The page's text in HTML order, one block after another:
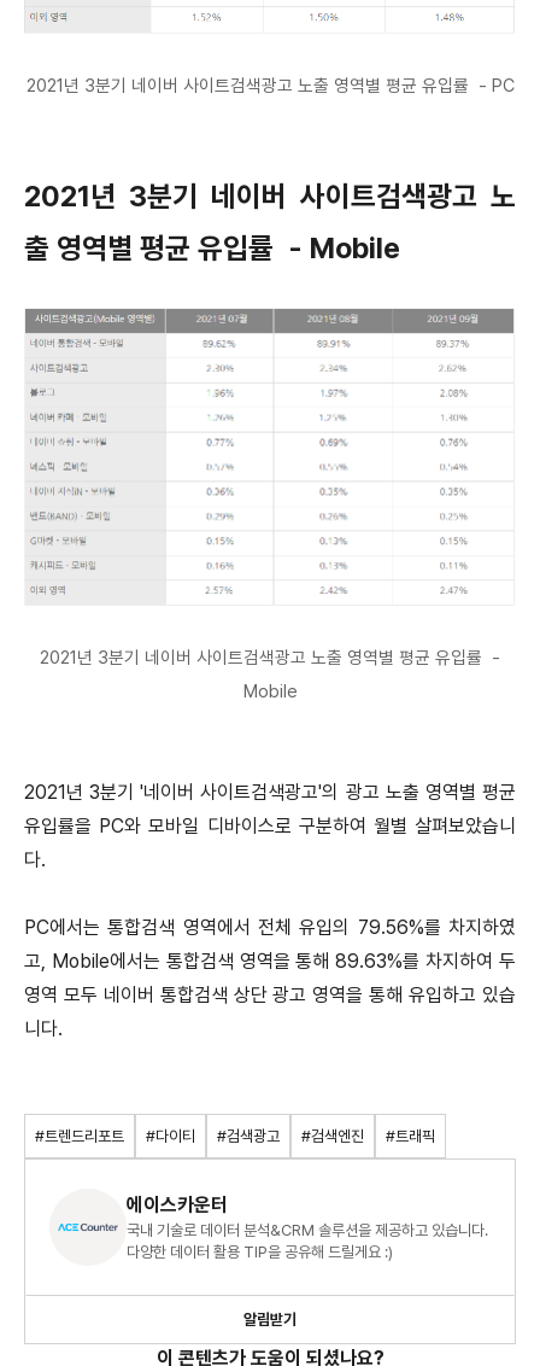
2021년 3분기 네이버 사이트검색광고 노출 영역별 평균 유입률 - PC
2021년 3분기 네이버 사이트검색광고 노
출 영역별 평균 유입률 - Mobile
2021년 3분기 네이버 사이트검색광고 노출 영역별 평균 유입률 -
Mobile
2021년 3분기 '네이버 사이트검색광고'의 광고 노출 영역별 평균
유입률을 PC와 모바일 디바이스로 구분하여 월별 살펴보았습니
다.
PC에서는 통합검색 영역에서 전체 유입의 79.56%를 차지하였
고, Mobile에서는 통합검색 영역을 통해 89.63%를 차지하여 두
영역 모두 네이버 통합검색 상단 광고 영역을 통해 유입하고 있습
니다.
#트렌드리포트 #다이티 #검색광고 #검색엔진 #트래픽
에이스카운터
국내 기술로 데이터 분석&CRM 솔루션을 제공하고 있습니다.
다양한 데이터 활용 TIP을 공유해 드릴게요 :)
알림받기
이 콘텐츠가 도움이 되셨나요?